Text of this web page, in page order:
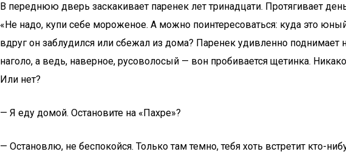
В переднюю дверь заскакивает паренек лет тринадцати. Протягивает
«Не надо, купи себе мороженое. А можно поинтересоваться: куда это
вдруг он заблудился или сбежал из дома? Паренек удивленно поднимает
наголо, а ведь, наверное, русоволосый — вон пробивается щетинка.
Или нет?
— Я еду домой. Остановите на «Пахре»?
— Остановлю, не беспокойся. Только там темно, тебя хоть встретит кто-